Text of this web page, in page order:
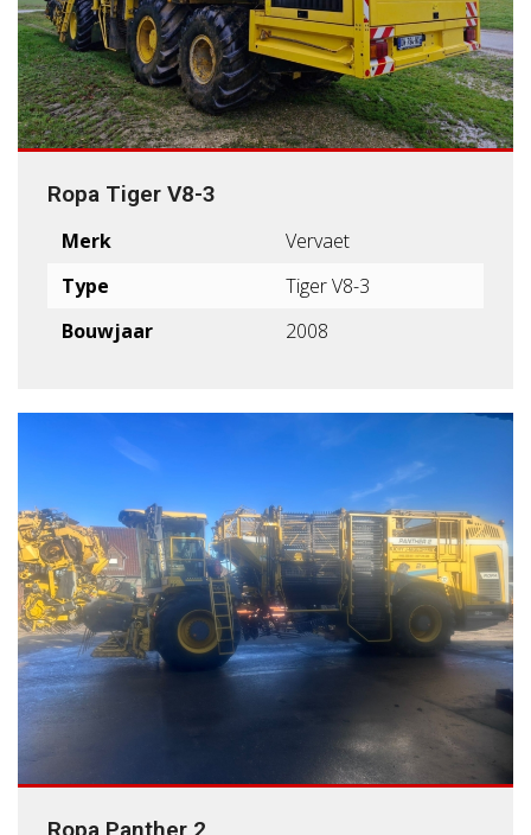
Ropa Tiger V8-3
Merk
Vervaet
Type
Tiger V8-3
Bouwjaar
2008